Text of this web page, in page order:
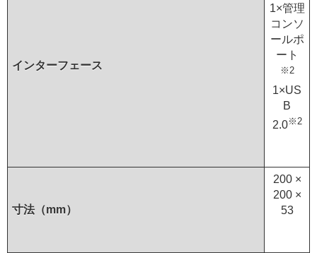
インターフェース
1×管理
コンソ
ールポ
ート
※2
1×US
B
2.0※2
寸法（mm）
200 ×
200 ×
53